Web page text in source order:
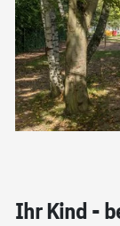
Ihr Kind -